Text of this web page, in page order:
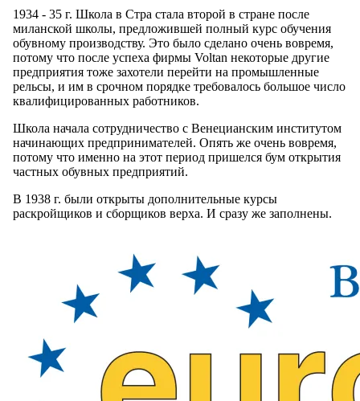
1934 - 35 г. Школа в Стра стала второй в стране после
миланской школы, предложившей полный курс обучения
обувному производству. Это было сделано очень вовремя,
потому что после успеха фирмы Voltan некоторые другие
предприятия тоже захотели перейти на промышленные
рельсы, и им в срочном порядке требовалось большое число
квалифицированных работников.
Школа начала сотрудничество с Венецианским институтом
начинающих предпринимателей. Опять же очень вовремя,
потому что именно на этот период пришелся бум открытия
частных обувных предприятий.
В 1938 г. были открыты дополнительные курсы
раскройщиков и сборщиков верха. И сразу же заполнены.